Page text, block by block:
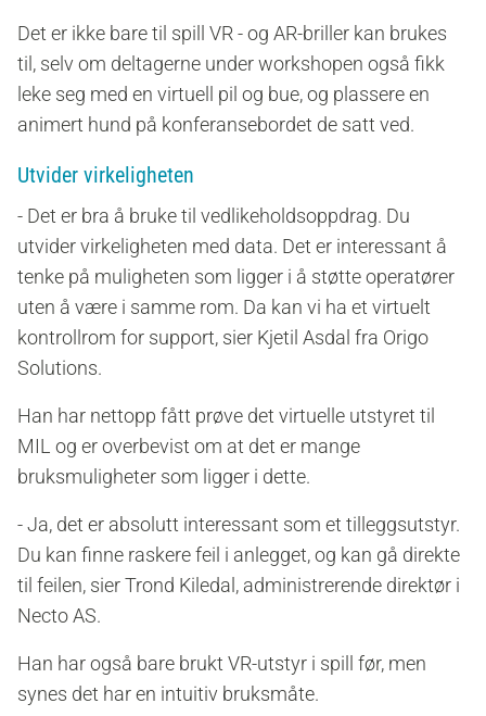
Det er ikke bare til spill VR - og AR-briller kan brukes
til, selv om deltagerne under workshopen også fikk
leke seg med en virtuell pil og bue, og plassere en
animert hund på konferansebordet de satt ved.
Utvider virkeligheten
- Det er bra å bruke til vedlikeholdsoppdrag. Du
utvider virkeligheten med data. Det er interessant å
tenke på muligheten som ligger i å støtte operatører
uten å være i samme rom. Da kan vi ha et virtuelt
kontrollrom for support, sier Kjetil Asdal fra Origo
Solutions.
Han har nettopp fått prøve det virtuelle utstyret til
MIL og er overbevist om at det er mange
bruksmuligheter som ligger i dette.
- Ja, det er absolutt interessant som et tilleggsutstyr.
Du kan finne raskere feil i anlegget, og kan gå direkte
til feilen, sierTrond Kiledal, administrerende direktør i
Necto AS.
Han har også bare brukt VR-utstyr i spill før, men
synes det har en intuitiv bruksmåte.